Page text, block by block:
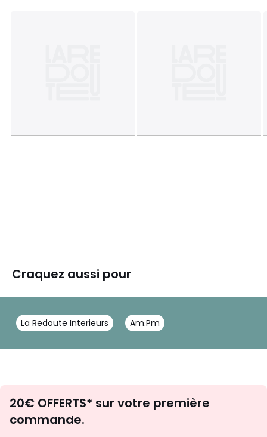
Craquez aussi pour
La Redoute Interieurs Am.Pm
d'inspirations
20€ OFFERTS* sur votre première
commande.